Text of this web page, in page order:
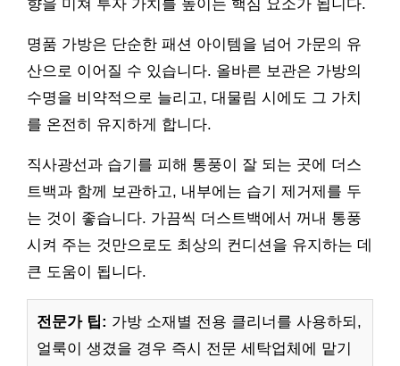
향을 미쳐 투자 가치를 높이는 핵심 요소가 됩니다.
명품 가방은 단순한 패션 아이템을 넘어 가문의 유
산으로 이어질 수 있습니다. 올바른 보관은 가방의
수명을 비약적으로 늘리고, 대물림 시에도 그 가치
를 온전히 유지하게 합니다.
직사광선과 습기를 피해 통풍이 잘 되는 곳에 더스
트백과 함께 보관하고, 내부에는 습기 제거제를 두
는 것이 좋습니다. 가끔씩 더스트백에서 꺼내 통풍
시켜 주는 것만으로도 최상의 컨디션을 유지하는 데
큰 도움이 됩니다.
전문가 팁: 가방 소재별 전용 클리너를 사용하되,
얼룩이 생겼을 경우 즉시 전문 세탁업체에 맡기